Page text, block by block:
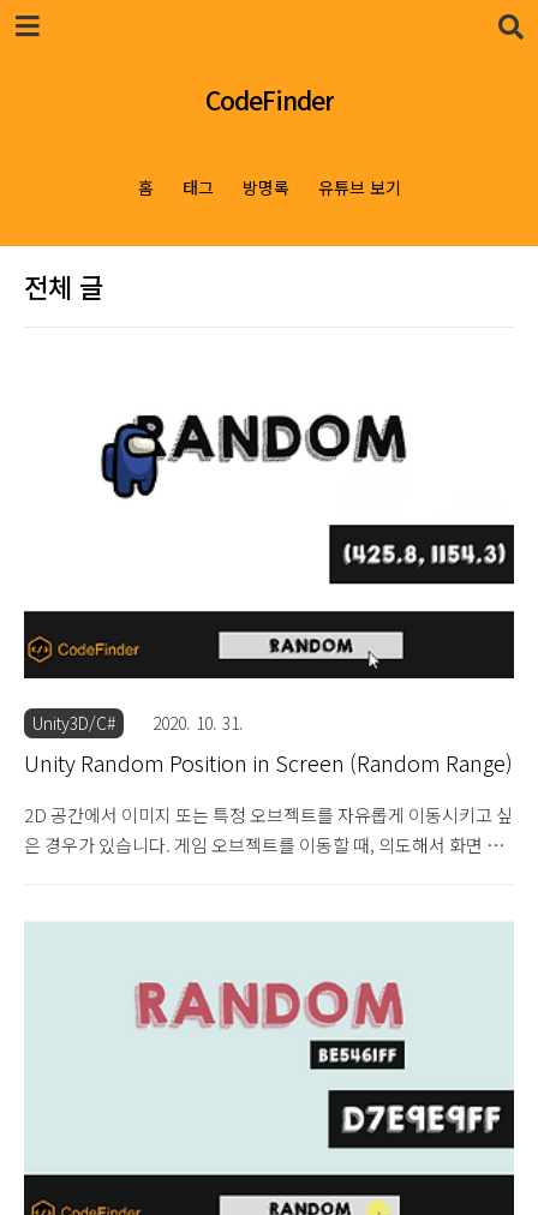
본문 바로가기
CodeFinder
홈 태그 방명록 유튜브 보기
전체 글
Unity3D/C# 2020. 10. 31.
Unity Random Position in Screen (Random Range)
2D 공간에서 이미지 또는 특정 오브젝트를 자유롭게 이동시키고 싶
은 경우가 있습니다. 게임 오브젝트를 이동할 때, 의도해서 화면 밖
는 Screen이라는 class를 제공하고 2D 오브젝트의 사이즈를 알 수
있는 RectTransform이라는 class를 제공하기 때문에 이 둘을 조합
하면 쉽게 계산할 수 있습니다. 이 계산을 할 수 있다면 랜덤으로 오
브젝트를 이동시킬 때 범위를 설정할 수 있습니다. 이동시킬 위치의